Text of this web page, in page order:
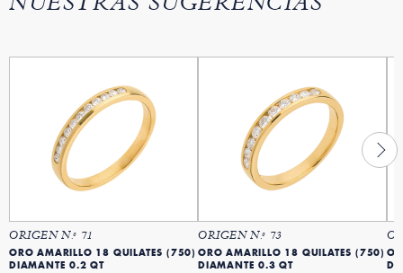
ORIGEN N.º 71
ORO AMARILLO 18 QUILATES (750)
DIAMANTE 0.2 QT
ORIGEN N.º 73
ORO AMARILLO 18 QUILATES (750)
DIAMANTE 0.3 QT